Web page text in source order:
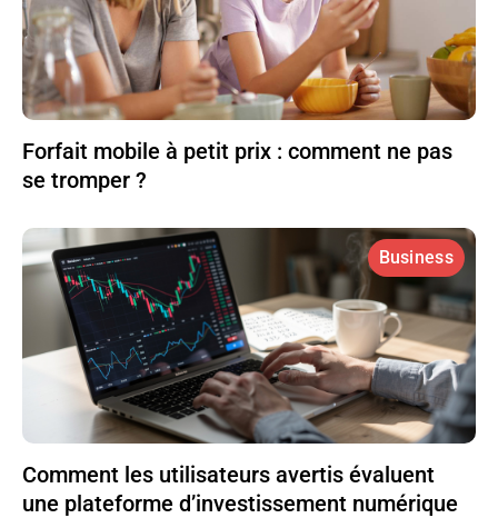
Forfait mobile à petit prix : comment ne pas
se tromper ?
Business
Comment les utilisateurs avertis évaluent
une plateforme d’investissement numérique